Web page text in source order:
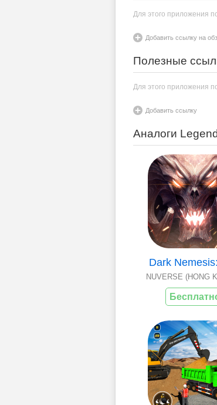
Для этого приложения
Добавить ссылку на
Полезные
Для этого приложения
Добавить ссылку
Аналоги
Dark
NUVERSE (HONG